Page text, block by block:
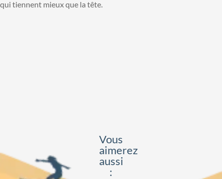
qui tiennent mieux que la tête.
Vous
aimerez
aussi
: